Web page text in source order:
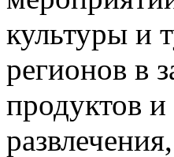
культуры и
регионов в
продуктов